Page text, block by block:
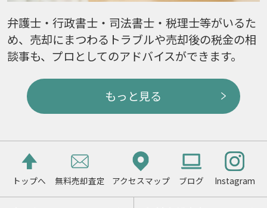
弁護士・行政書士・司法書士・税理士等がいるた
め、売却にまつわるトラブルや売却後の税金の相
談事も、プロとしてのアドバイスができます。
もっと見る
トップへ 無料売却査定 アクセスマップ ブログ Instagram